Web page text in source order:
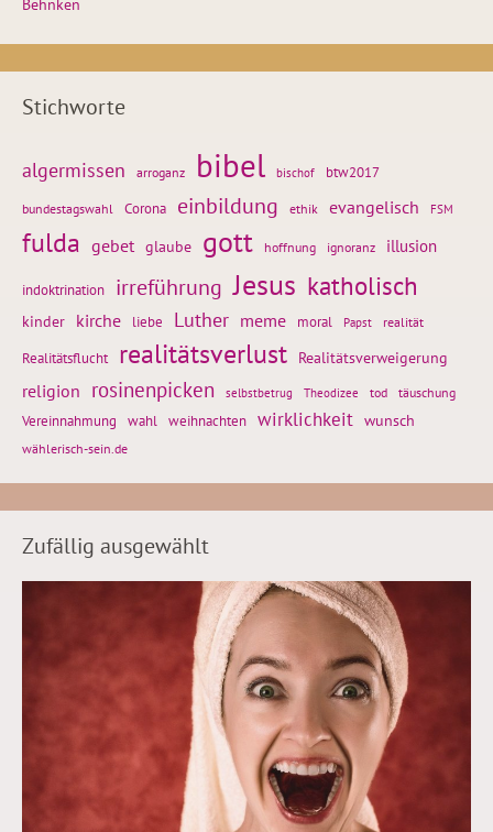
Behnken
Stichworte
algermissen arroganz bibel bischof btw2017
bundestagswahl Corona einbildung ethik evangelisch FSM
fulda gebet glaube gott hoffnung ignoranz illusion
indoktrination irreführung Jesus katholisch
kinder kirche liebe Luther meme moral Papst realität
Realitätsflucht realitätsverlust Realitätsverweigerung
religion rosinenpicken selbstbetrug Theodizee tod täuschung
Vereinnahmung wahl weihnachten wirklichkeit wunsch
wählerisch-sein.de
Zufällig ausgewählt